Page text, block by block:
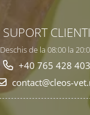
SUPORT CLIENTI
Deschis de la 08:00 la
+40 765 428 403
contact@cleos-